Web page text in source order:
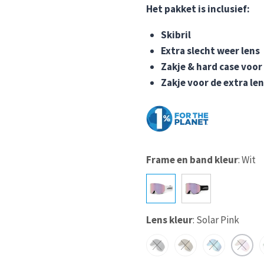
Het pakket is inclusief:
Skibril
Extra slecht weer lens
Zakje & hard case
Zakje voor de extra
Frame en band kleur:Wit
Lens kleur: Solar Pink